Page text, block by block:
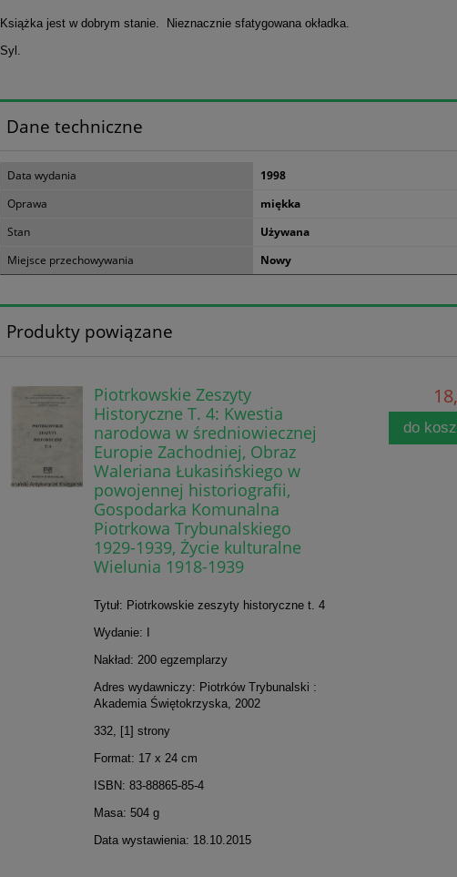
Książka jest w dobrym stanie. Nieznacznie sfatygowana okładka.
Syl.
Dane techniczne
Data wydania
1998
Oprawa
miękka
Stan
Używana
Miejsce przechowywania
Nowy
Produkty powiązane
Piotrkowskie Zeszyty
Historyczne T. 4: Kwestia
narodowa w średniowiecznej
Europie Zachodniej, Obraz
Waleriana Łukasińskiego w
powojennej historiografii,
Gospodarka Komunalna
Piotrkowa Trybunalskiego
1929-1939, Życie kulturalne
Wielunia 1918-1939
Tytuł: Piotrkowskie zeszyty historyczne t. 4
Wydanie: I
Nakład: 200 egzemplarzy
Adres wydawniczy: Piotrków Trybunalski :
Akademia Świętokrzyska, 2002
332, [1] strony
Format: 17 x 24 cm
ISBN: 83-88865-85-4
Masa: 504 g
Data wystawienia: 18.10.2015
do